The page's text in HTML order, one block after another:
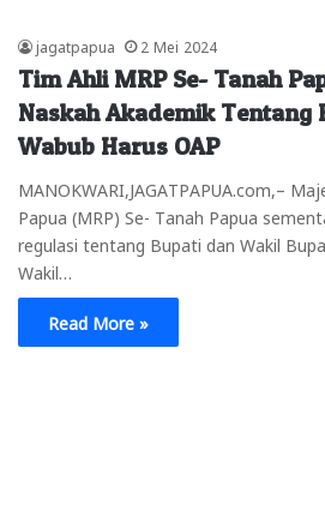
jagatpapua 2 Mei 2024
Tim Ahli MRP Se- Tanah
Naskah Akademik Tentang
Wabub Harus OAP
MANOKWARI,JAGATPAPUA.com,–
Papua (MRP) Se- Tanah Papua
regulasi tentang Bupati dan Wakil
Wakil…
Read More »